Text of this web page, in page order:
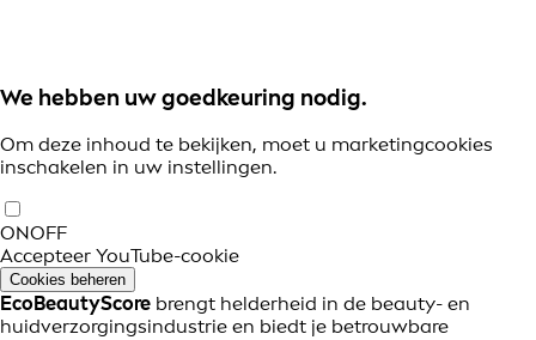
We hebben uw goedkeuring nodig.
Om deze inhoud te bekijken, moet u marketingcookies
inschakelen in uw instellingen.
ONOFF
Accepteer YouTube-cookie
Cookies beheren
EcoBeautyScore brengt helderheid in de beauty- en
huidverzorgingsindustrie en biedt je betrouwbare